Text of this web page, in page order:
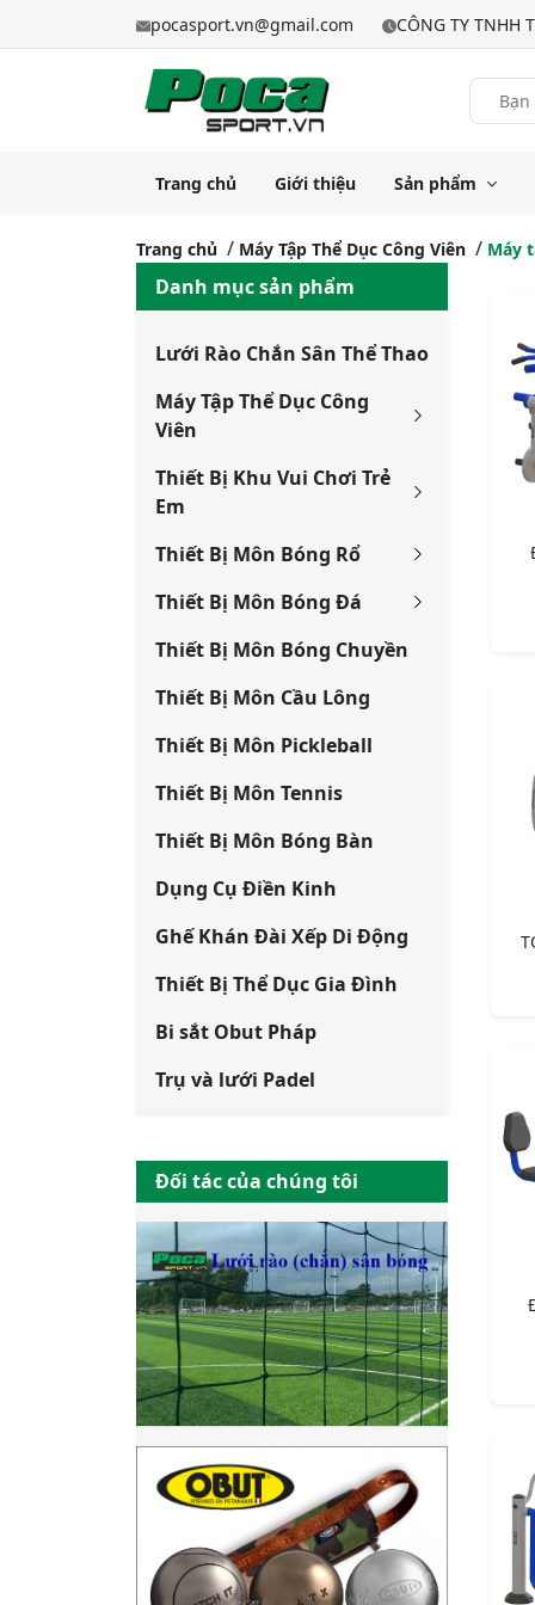
pocasport.vn@gmail.com CÔNG TY TNHH
Trang chủ Giới thiệu Sản phẩm
Trang chủ Máy Tập Thể Dục Công Viên Máy
Danh mục sản phẩm
Lưới Rào Chắn Sân Thể Thao
Máy Tập Thể Dục Công
Viên
Thiết Bị Khu Vui Chơi Trẻ
Em
Thiết Bị Môn Bóng Rổ
Thiết Bị Môn Bóng Đá
Thiết Bị Môn Bóng Chuyền
Thiết Bị Môn Cầu Lông
Thiết Bị Môn Pickleball
Thiết Bị Môn Tennis
Thiết Bị Môn Bóng Bàn
Dụng Cụ Điền Kinh
Ghế Khán Đài Xếp Di Động
Thiết Bị Thể Dục Gia Đình
Bi sắt Obut Pháp
Trụ và lưới Padel
Đối tác của chúng tôi